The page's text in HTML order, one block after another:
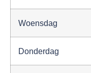
Woensdag
Donderdag